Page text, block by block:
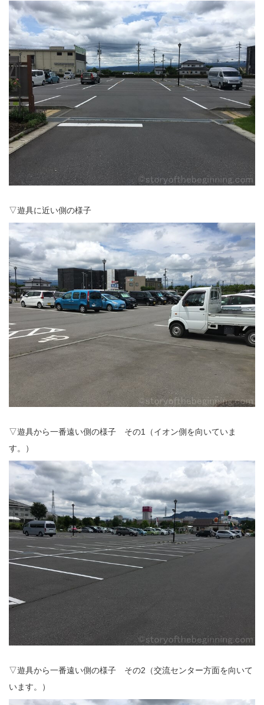
▽遊具に近い側の様子
▽遊具から一番遠い側の様子 その1（イオン側を向いていま
す。）
▽遊具から一番遠い側の様子 その2（交流センター方面を向いて
います。）